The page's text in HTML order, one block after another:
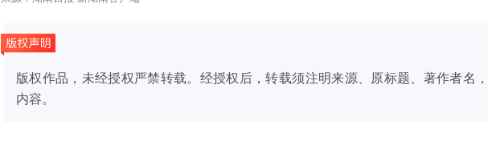
版权作品，未经授权严禁转载。经授权后，转载须注明来源、原标题、著作者名
内容。